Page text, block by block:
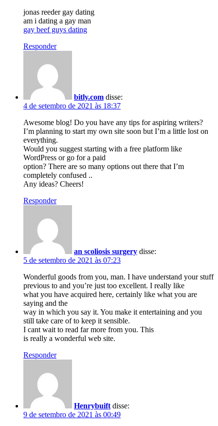
jonas reeder gay dating
am i dating a gay man
gay beef guys dating
Responder
bitly.com disse:
4 de setembro de 2021 às 18:37
Awesome blog! Do you have any tips for aspiring writers?
I’m planning to start my own site soon but I’m a little lost on
everything.
Would you suggest starting with a free platform like
WordPress or go for a paid
option? There are so many options out there that I’m
completely confused ..
Any ideas? Cheers!
Responder
an scoliosis surgery disse:
5 de setembro de 2021 às 07:23
Wonderful goods from you, man. I have understand your stuff
previous to and you’re just too excellent. I really like
what you have acquired here, certainly like what you are
saying and the
way in which you say it. You make it entertaining and you
still take care of to keep it sensible.
I cant wait to read far more from you. This
is really a wonderful web site.
Responder
Henrybuift disse:
9 de setembro de 2021 às 00:49